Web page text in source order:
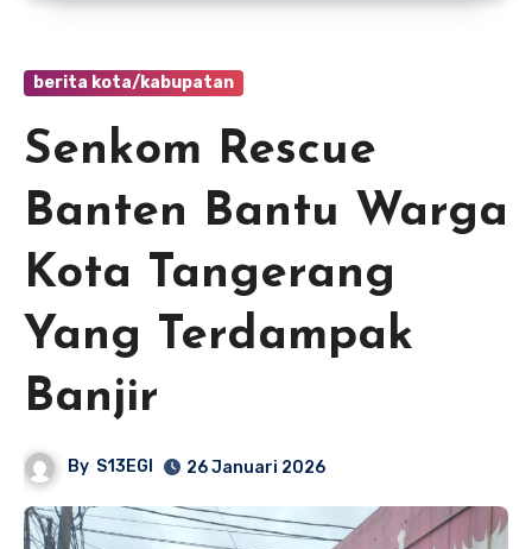
berita kota/kabupatan
Senkom Rescue
Banten Bantu Warga
Kota Tangerang
Yang Terdampak
Banjir
By S13EGI 26 Januari 2026